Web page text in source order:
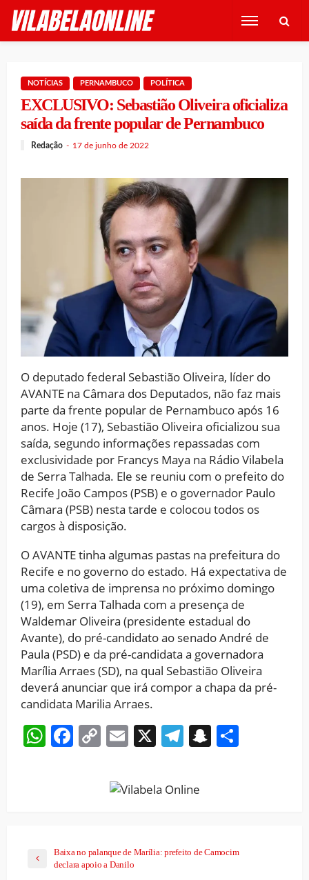
NOTÍCIAS PERNAMBUCO POLÍTICA
EXCLUSIVO: Sebastião Oliveira oficializa
saída da frente popular de Pernambuco
Redação 17 de junho de 2022
O deputado federal Sebastião Oliveira, líder do
AVANTE na Câmara dos Deputados, não faz mais
parte da frente popular de Pernambuco após 16
anos. Hoje (17), Sebastião Oliveira oficializou sua
saída, segundo informações repassadas com
exclusividade por Francys Maya na Rádio Vilabela
de Serra Talhada. Ele se reuniu com o prefeito do
Recife João Campos (PSB) e o governador Paulo
Câmara (PSB) nesta tarde e colocou todos os
cargos à disposição.
O AVANTE tinha algumas pastas na prefeitura do
Recife e no governo do estado. Há expectativa de
uma coletiva de imprensa no próximo domingo
(19), em Serra Talhada com a presença de
Waldemar Oliveira (presidente estadual do
Avante), do pré-candidato ao senado André de
Paula (PSD) e da pré-candidata a governadora
Marília Arraes (SD), na qual Sebastião Oliveira
deverá anunciar que irá compor a chapa da pré-
candidata Marilia Arraes.
WhatsApp
Facebook
CopyEmail
X Telegram
Snapchat
Baixa no palanque de Marília: prefeito de Camocim
declara apoio a Danilo